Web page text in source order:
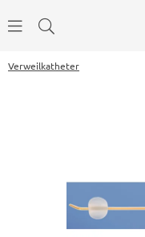
Verweilkatheter